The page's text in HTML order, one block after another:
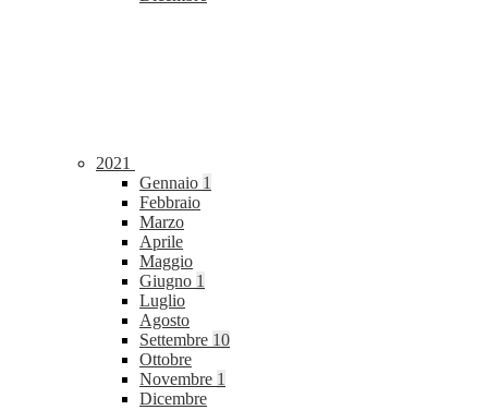
2021
Gennaio 1
Febbraio
Marzo
Aprile
Maggio
Giugno 1
Luglio
Agosto
Settembre 10
Ottobre
Novembre 1
Dicembre